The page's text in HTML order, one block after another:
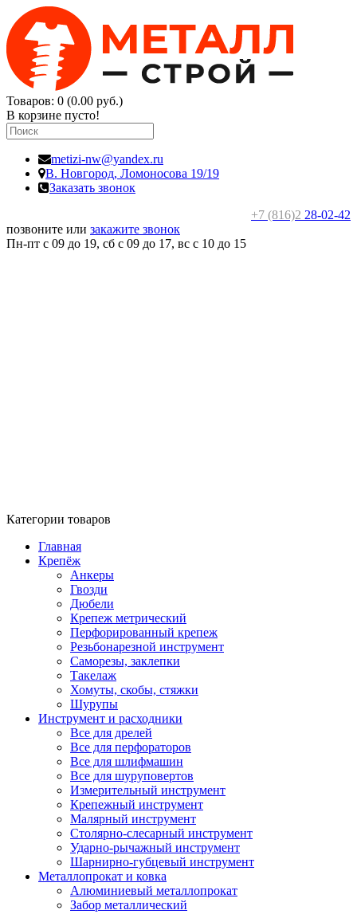
Товаров: 0 (0.00 руб.)
В корзине пусто!
metizi-nw@yandex.ru
В. Новгород, Ломоносова 19/19
Заказать звонок
+7 (816)2 28-02-42
позвоните или закажите звонок
Пн-пт с 09 до 19, сб с 09 до 17, вс c 10 до 15
Категории товаров
Главная
Крепёж
Анкеры
Гвозди
Дюбели
Крепеж метрический
Перфорированный крепеж
Резьбонарезной инструмент
Саморезы, заклепки
Такелаж
Хомуты, скобы, стяжки
Шурупы
Инструмент и расходники
Все для дрелей
Все для перфораторов
Все для шлифмашин
Все для шуруповертов
Измерительный инструмент
Крепежный инструмент
Малярный инструмент
Столярно-слесарный инструмент
Ударно-рычажный инструмент
Шарнирно-губцевый инструмент
Металлопрокат и ковка
Алюминиевый металлопрокат
Забор металлический